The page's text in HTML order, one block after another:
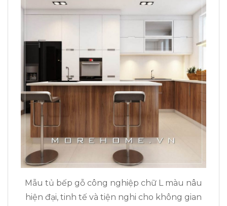
Mẫu tủ bếp gỗ công nghiệp chữ L màu nâu
hiện đại, tinh tế và tiện nghi cho không gian